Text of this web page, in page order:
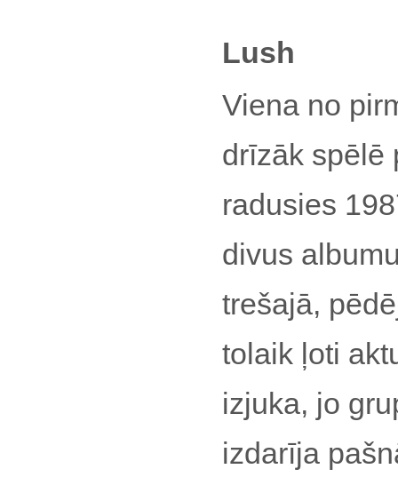
Lush
Viena no
drīzāk spēlē
radusies
divus
trešajā,
tolaik ļoti
izjuka, jo
izdarīja